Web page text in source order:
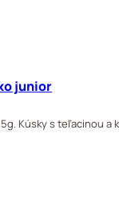
junior
Kúsky s teľacinou